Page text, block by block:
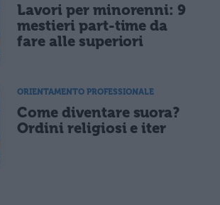
Lavori per minorenni: 9
mestieri part-time da
fare alle superiori
ORIENTAMENTO PROFESSIONALE
Come diventare suora?
Ordini religiosi e iter